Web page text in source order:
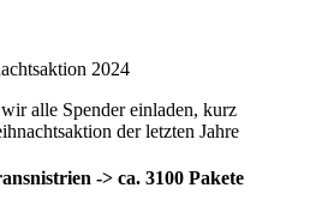
2024
alle Spender einladen, kurz
der letzten Jahre
-> ca. 3100 Pakete